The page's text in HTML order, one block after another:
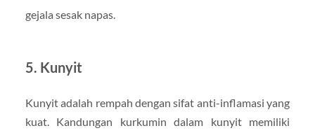
gejala sesak napas.
5. Kunyit
Kunyit adalah rempah dengan sifat anti-inflamasi yang
kuat. Kandungan kurkumin dalam kunyit memiliki